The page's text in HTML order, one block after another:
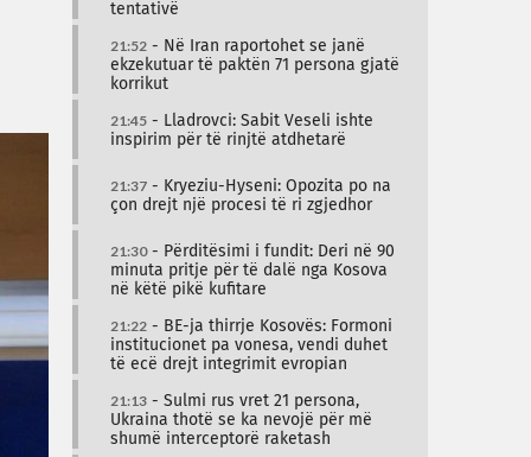
tentativë
21:52 - Në Iran raportohet se janë
ekzekutuar të paktën 71 persona gjatë
korrikut
21:45 - Lladrovci: Sabit Veseli ishte
inspirim për të rinjtë atdhetarë
21:37 - Kryeziu-Hyseni: Opozita po na
çon drejt një procesi të ri zgjedhor
21:30- Përditësimi i fundit: Deri në 90
minuta pritje për të dalë nga Kosova
në këtë pikë kufitare
21:22 - BE-ja thirrje Kosovës: Formoni
institucionet pa vonesa, vendi duhet
të ecë drejt integrimit evropian
21:13 - Sulmi rus vret 21 persona,
Ukraina thotë se ka nevojë për më
shumë interceptorë raketash